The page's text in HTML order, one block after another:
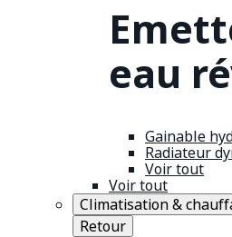
eau
Gainable
Radiateur
Voir tout
Voir tout
Climatisation &
Retour